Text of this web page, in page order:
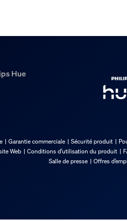
Hue
Garantie commerciale Sécurité produit
Web
Conditions d’utilisation du produit
Salle de presse
Offres